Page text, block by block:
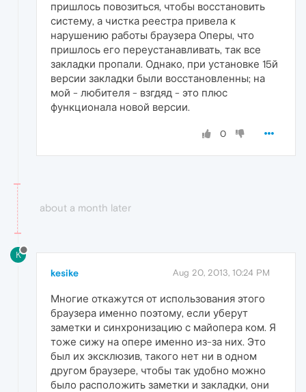
пришлось повозиться, чтобы восстановить
систему, а чистка реестра привела к
нарушению работы браузера Оперы, что
пришлось его переустанавливать, так все
закладки пропали. Однако, при установке 15й
версии закладки были восстановленны; на
мой - любителя - взгдяд - это плюс
функционала новой версии.
0
about a month later
K
kesike Aug 20, 2013, 10:24 PM
Многие откажутся от использования этого
браузера именно поэтому, если уберут
заметки и синхронизацию с майопера ком. Я
тоже сижу на опере именно из-за них. Это
был их эксклюзив, такого нет ни в одном
другом браузере, чтобы так удобно можно
было расположить заметки и закладки, они